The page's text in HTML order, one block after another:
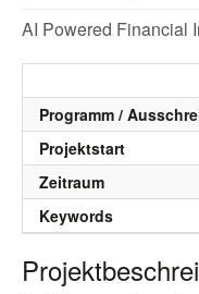
AI Powered Financial
Programm /
Projektstart
Zeitraum
Keywords